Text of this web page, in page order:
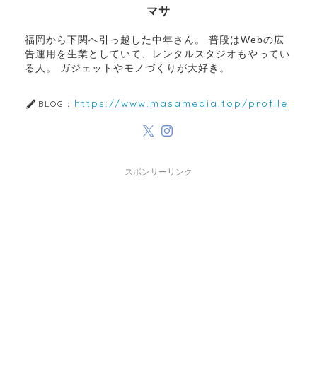
マサ
福岡から下関へ引っ越した中年さん。 普段はWebの広
告運用を生業としていて、レンタルスタジオもやってい
る人。 ガジェットやモノづくりが大好き。
BLOG： https://www.masamedia.top/profile
スポンサーリンク